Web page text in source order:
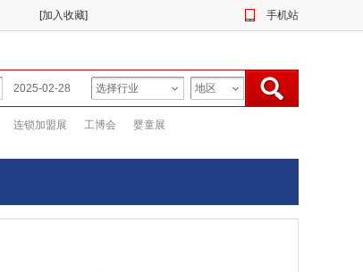
[加入收藏] 手机站
连锁加盟展 工博会 婴童展